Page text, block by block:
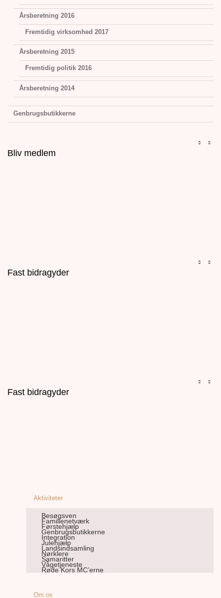
Årsberetning 2016
Fremtidig virksomhed 2017
Årsberetning 2015
Fremtidig politik 2016
Årsberetning 2014
Genbrugsbutikkerne
Bliv medlem
Fast bidragyder
Fast bidragyder
Aktiviteter
Besøgsven
Familienetværk
Førstehjælp
Genbrugsbutikkerne
Integration
Julehjælp
Landsindsamling
Nørklere
Samaritter
Vågetjeneste
Røde Kors MC’erne
Om os